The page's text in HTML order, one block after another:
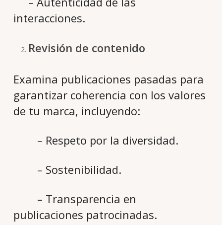
interacciones.
Revisión de contenido
Examina publicaciones pasadas para
garantizar coherencia con los valores
de tu marca, incluyendo:
– Respeto por la diversidad.
– Sostenibilidad.
– Transparencia en
publicaciones patrocinadas.